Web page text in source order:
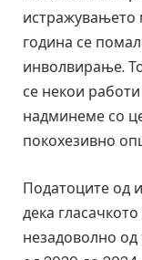
истражувањето
година се
инволвирање.
се некои
надминеме со
покохезивно
Податоците од
дека
незадоволно од